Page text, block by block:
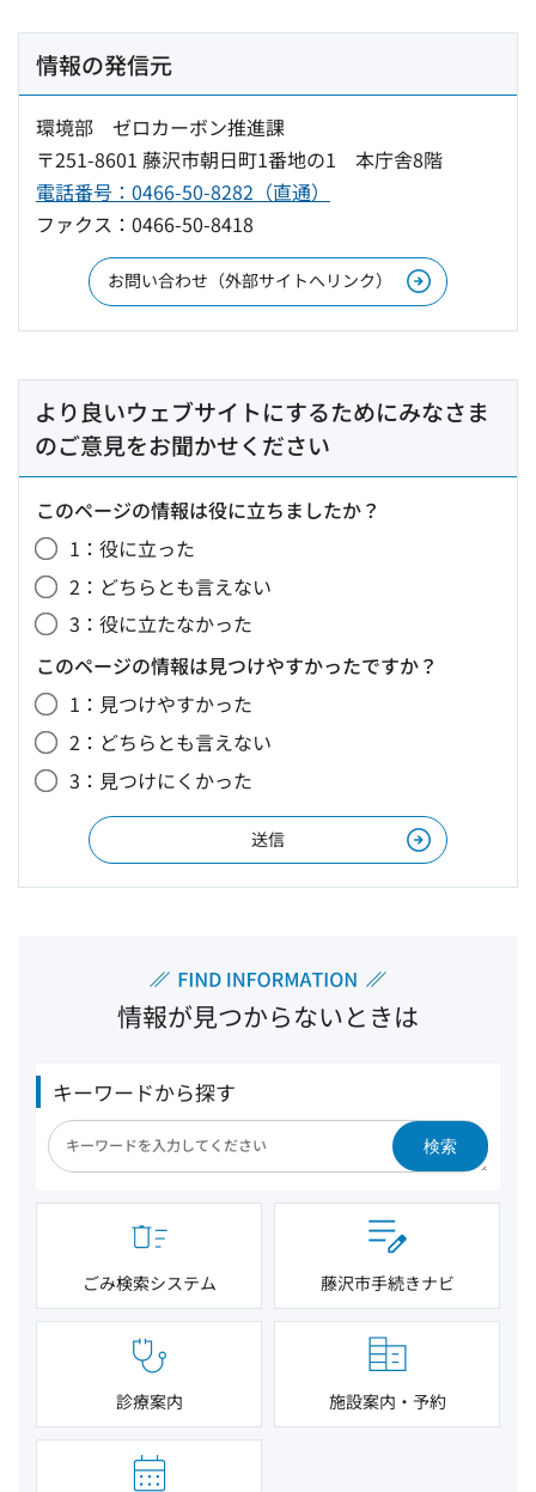
情報の発信元
環境部 ゼロカーボン推進課
〒251-8601 藤沢市朝日町1番地の1 本庁舎8階
電話番号：0466-50-8282（直通）
ファクス：0466-50-8418
お問い合わせ（外部サイトへリンク）
より良いウェブサイトにするためにみなさま
のご意見をお聞かせください
このページの情報は役に立ちましたか？
1：役に立った
2：どちらとも言えない
3：役に立たなかった
このページの情報は見つけやすかったですか？
1：見つけやすかった
2：どちらとも言えない
3：見つけにくかった
情報が見つからないときは
キーワードから探す
検索
ごみ検索システム 藤沢市手続きナビ
診療案内 施設案内・予約